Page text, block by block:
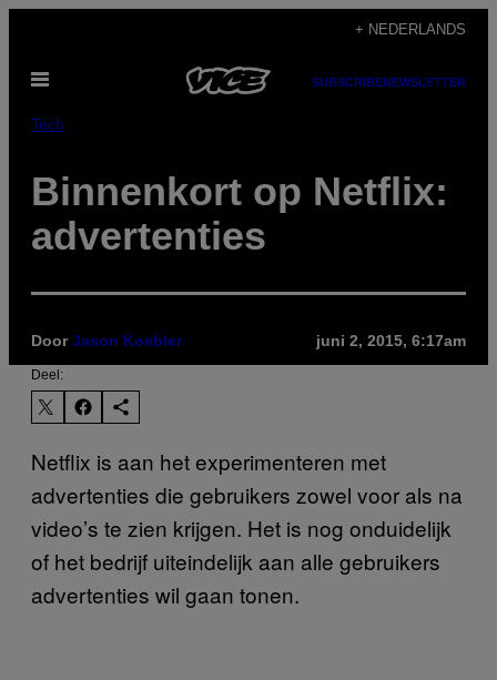
de
inhoud
+ NEDERLANDS
Open
SUBSCRIBENEWSLETTER
Tech
Binnenkort op Netflix:
advertenties
DoorJason Koebler juni 2, 2015, 6:17am
Deel:
Netflix is aan het experimenteren met
advertenties die gebruikers zowel voor als na
video’s te zien krijgen. Het is nog onduidelijk
of het bedrijf uiteindelijk aan alle gebruikers
advertenties wil gaan tonen.